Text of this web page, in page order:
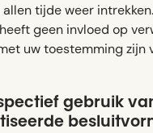
tijde weer
geen invloed op
uw toestemming zijn
gebruik